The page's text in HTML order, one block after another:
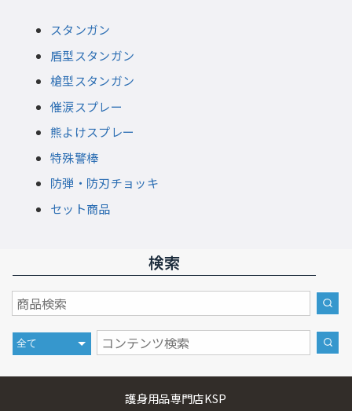
スタンガン
盾型スタンガン
槍型スタンガン
催涙スプレー
熊よけスプレー
特殊警棒
防弾・防刃チョッキ
セット商品
検索
護身用品専門店KSP